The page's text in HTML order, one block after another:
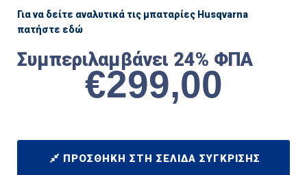
Για να δείτε αναλυτικά τις μπαταρίες Husqvarna
πατήστε εδώ
Συμπεριλαμβάνει 24% ΦΠΑ
€299,00
ΠΡΟΣΘΉΚΗ ΣΤΗ ΣΕΛΊΔΑ ΣΎΓΚΡΙΣΗΣ